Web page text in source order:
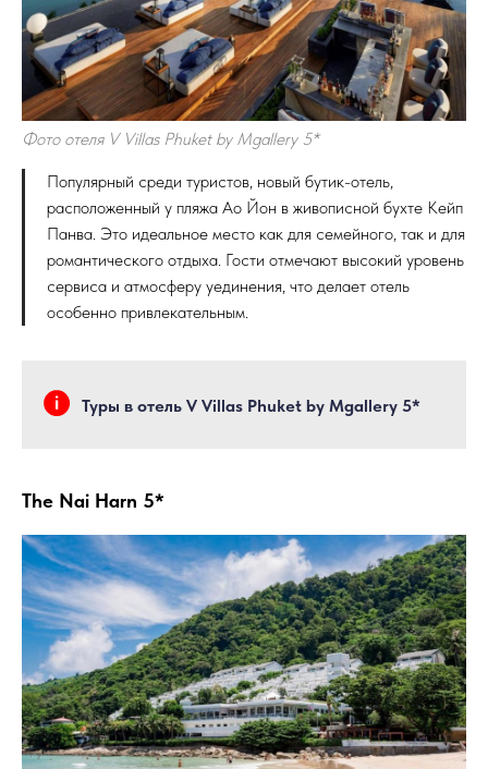
Фото отеля V Villas Phuket by Mgallery 5*
Популярный среди туристов, новый бутик-отель,
расположенный у пляжа Ао Йон в живописной бухте Кейп
Панва. Это идеальное место как для семейного, так и для
романтического отдыха. Гости отмечают высокий уровень
сервиса и атмосферу уединения, что делает отель
особенно привлекательным.
Туры в отель V Villas Phuket by Mgallery 5*
The Nai Harn 5*